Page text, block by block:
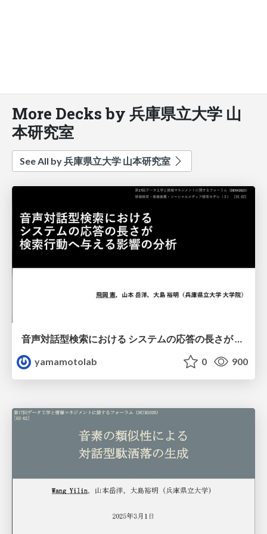
More Decks by 兵庫県立大学 山
本研究室
See All by 兵庫県立大学 山本研究室
音声対話型検索における システムの応答の長さが 検索行動へ与える影響の分析
yamamotolab
0 900